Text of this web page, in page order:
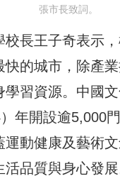
張市長致詞。
校長王子奇表示
的城市，除產業
學習資源。中國
年開設逾5,000
運動健康及藝術
品質與身心發展